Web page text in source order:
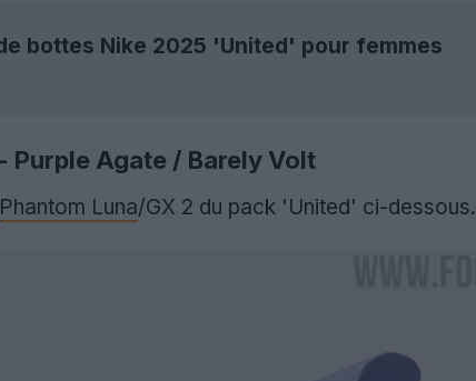
bottes Nike 2025 'United' pour femmes
Purple Agate / Barely Volt
Phantom Luna/GX 2 du pack 'United' ci-dessous.